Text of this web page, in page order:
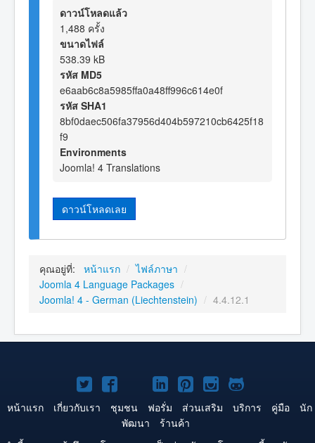
ดาวน์โหลดแล้ว
1,488 ครั้ง
ขนาดไฟล์
538.39 kB
รหัส MD5
e6aab6c8a5985ffa0a48ff996c614e0f
รหัส SHA1
8bf0daec506fa37956d404b597210cb6425f18
f9
Environments
Joomla! 4 Translations
ดาวน์โหลดเลย
คุณอยู่ที่: หน้าแรก / ไฟล์ภาษา /
Joomla 4 Language Packages /
Joomla! 4 - German (Liechtenstein) / 4.4.12.1
Joomla!
บน
Twitter
Joomla!
บน
Facebook
Joomla!
บน
YouTube
Joomla!
บน
LinkedIn
Joomla!
บน
Pinterest
Joomla!
บน
Joomla!
บน
หน้าแรก เกี่ยวกับเรา ชุมชน ฟอรั่ม ส่วนเสริม บริการ คู่มือ
นัก
พัฒนา
ร้านค้า